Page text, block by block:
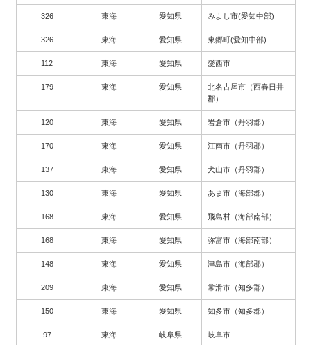
326 東海 愛知県 みよし市(愛知中部)
326 東海 愛知県 東郷町(愛知中部)
112 東海 愛知県 愛西市
179 東海 愛知県
北名古屋市（西春日井
郡）
120 東海 愛知県 岩倉市（丹羽郡）
170 東海 愛知県 江南市（丹羽郡）
137 東海 愛知県 犬山市（丹羽郡）
130 東海 愛知県 あま市（海部郡）
168 東海 愛知県 飛島村（海部南部）
168 東海 愛知県 弥富市（海部南部）
148 東海 愛知県 津島市（海部郡）
209 東海 愛知県 常滑市（知多郡）
150 東海 愛知県 知多市（知多郡）
97 東海 岐阜県 岐阜市